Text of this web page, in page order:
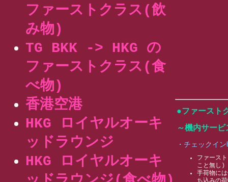
ファーストクラス(飲
み物)
TG BKK -> HKG の
ファーストクラス(食
べ物)
香港空港
HKG ロイヤルオーキ
ッドラウンジ
HKG ロイヤルオーキ
●ファースト
～機内サー
・チェックイ
ファース
こと無し)
手荷物に